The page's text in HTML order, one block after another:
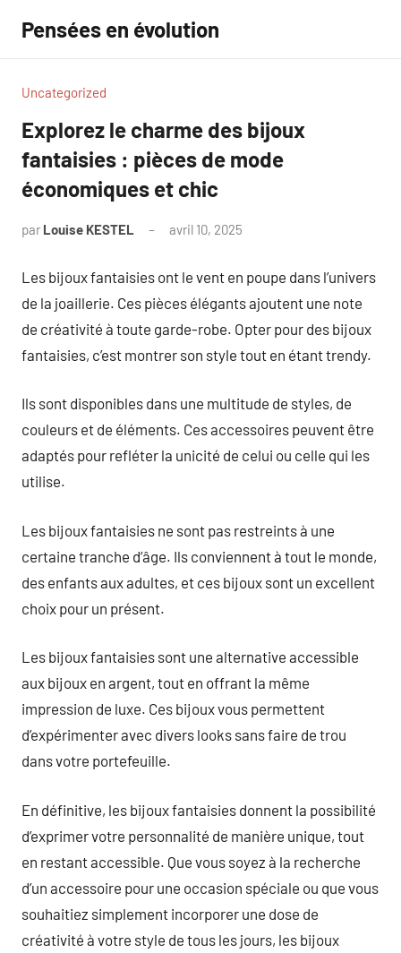
contenu
Pensées en évolution
Uncategorized
Explorez le charme des bijoux
fantaisies : pièces de mode
économiques et chic
par Louise KESTEL avril 10, 2025
Les bijoux fantaisies ont le vent en poupe dans l’univers
de la joaillerie. Ces pièces élégants ajoutent une note
de créativité à toute garde-robe. Opter pour des bijoux
fantaisies, c’est montrer son style tout en étant trendy.
Ils sont disponibles dans une multitude de styles, de
couleurs et de éléments. Ces accessoires peuvent être
adaptés pour refléter la unicité de celui ou celle qui les
utilise.
Les bijoux fantaisies ne sont pas restreints à une
certaine tranche d’âge. Ils conviennent à tout le monde,
des enfants aux adultes, et ces bijoux sont un excellent
choix pour un présent.
Les bijoux fantaisies sont une alternative accessible
aux bijoux en argent, tout en offrant la même
impression de luxe. Ces bijoux vous permettent
d’expérimenter avec divers looks sans faire de trou
dans votre portefeuille.
En définitive, les bijoux fantaisies donnent la possibilité
d’exprimer votre personnalité de manière unique, tout
en restant accessible. Que vous soyez à la recherche
d’un accessoire pour une occasion spéciale ou que vous
souhaitiez simplement incorporer une dose de
créativité à votre style de tous les jours, les bijoux